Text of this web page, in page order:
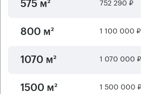
575 м²
800 м² 1 100 000 ₽
1070 м² 1 070 000 ₽
1500 м² 1 500 000 ₽